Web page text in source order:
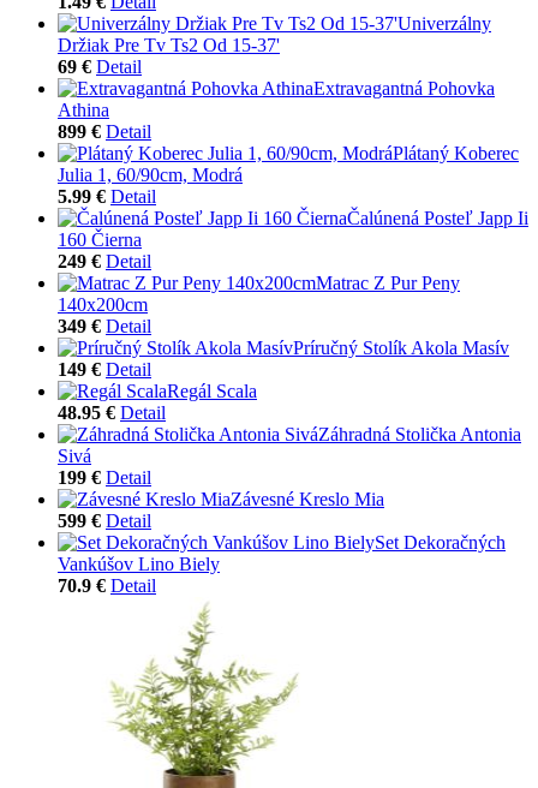
Univerzálny
Držiak Pre Tv Ts2 Od 15-37'
69 € Detail
Extravagantná Pohovka
Athina
899 € Detail
Plátaný Koberec
Julia 1, 60/90cm, Modrá
5.99 € Detail
Čalúnená Posteľ Japp Ii
160 Čierna
249 € Detail
Matrac Z Pur Peny
140x200cm
349 € Detail
Príručný Stolík Akola Masív
149 € Detail
Regál Scala
48.95 € Detail
Záhradná Stolička Antonia
Sivá
199 € Detail
Závesné Kreslo Mia
599 € Detail
Set Dekoračných
Vankúšov Lino Biely
70.9 € Detail